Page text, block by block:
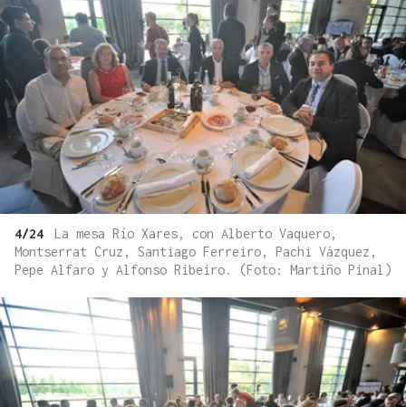
4/24
La mesa Río Xares, con Alberto Vaquero,
Montserrat Cruz, Santiago Ferreiro, Pachi Vázquez,
Pepe Alfaro y Alfonso Ribeiro. (Foto: Martiño Pinal)